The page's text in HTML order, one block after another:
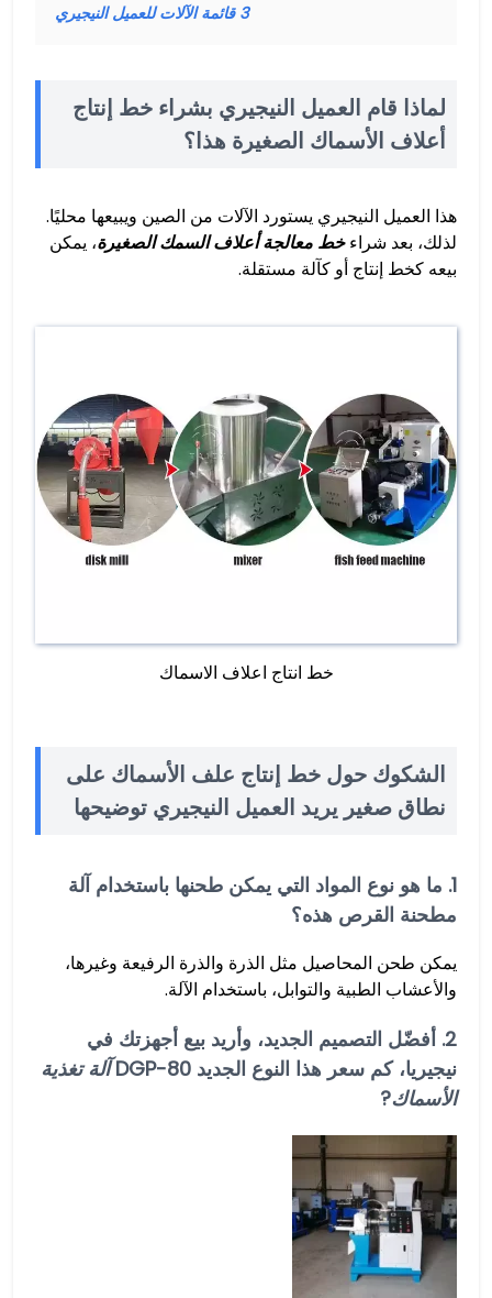
3 قائمة الآلات للعميل النيجيري
لماذا قام العميل النيجيري بشراء خط إنتاج
أعلاف الأسماك الصغيرة هذا؟
هذا العميل النيجيري يستورد الآلات من الصين ويبيعها محليًا.
لذلك، بعد شراءخط معالجة أعلاف السمك الصغيرة، يمكن
بيعه كخط إنتاج أو كآلة مستقلة.
خط انتاج اعلاف الاسماك
الشكوك حول خط إنتاج علف الأسماك على
نطاق صغير يريد العميل النيجيري توضيحها
1. ما هو نوع المواد التي يمكن طحنها باستخدام آلة
مطحنة القرص هذه؟
يمكن طحن المحاصيل مثل الذرة والذرة الرفيعة وغيرها،
والأعشاب الطبية والتوابل، باستخدام الآلة.
2. أفضّل التصميم الجديد، وأريد بيع أجهزتك في
نيجيريا، كم سعر هذا النوع الجديد DGP-80
آلة تغذية
الأسماك?